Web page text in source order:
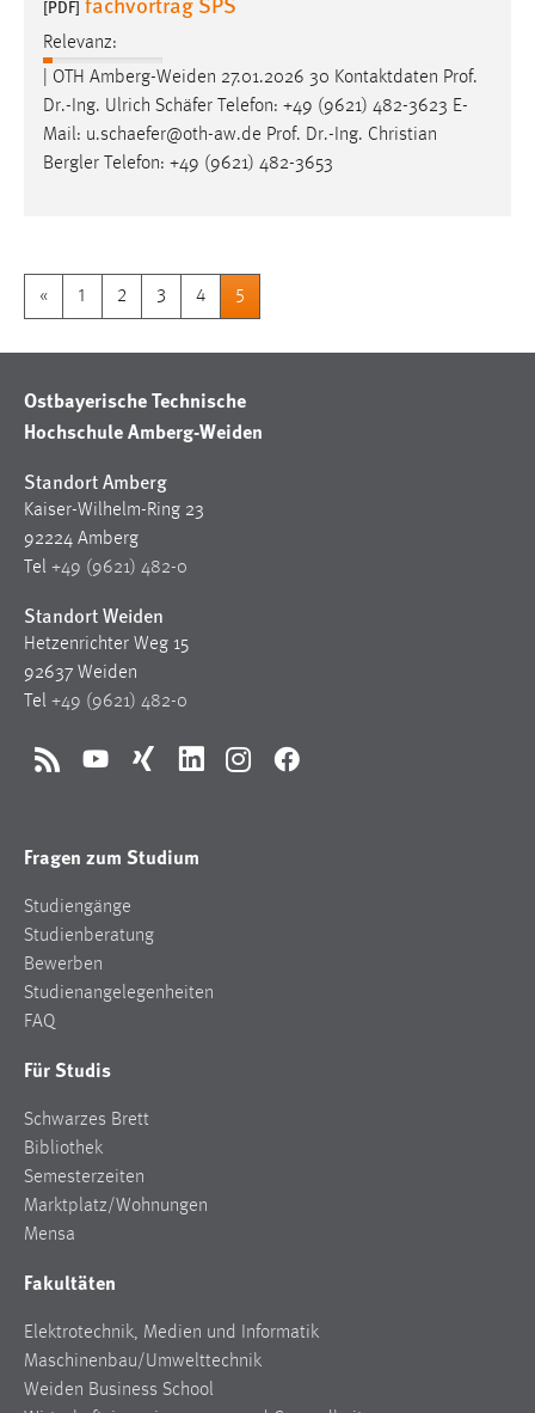
[PDF]
Relevanz:
| OTH Amberg-Weiden 27.01.2026 30 Kontaktdaten Prof.
Dr.-Ing. Ulrich Schäfer Telefon: +49 (9621) 482-3623 E-
Mail: u.schaefer@oth-aw.de Prof. Dr.-Ing. Christian
Bergler Telefon: +49 (9621) 482-3653
« 1 2 3 4 5
Ostbayerische Technische
Hochschule Amberg-Weiden
Standort Amberg
Kaiser-Wilhelm-Ring 23
92224 Amberg
Tel +49 (9621) 482-0
Standort Weiden
Hetzenrichter Weg 15
92637 Weiden
Tel +49 (9621) 482-0
RSS YouTubeXing LinkedInInstagramFacebook
Fragen zum Studium
Studiengänge
Studienberatung
Bewerben
Studienangelegenheiten
FAQ
Für Studis
Schwarzes Brett
Bibliothek
Semesterzeiten
Marktplatz/Wohnungen
Mensa
Fakultäten
Elektrotechnik, Medien und Informatik
Maschinenbau/Umwelttechnik
Weiden Business School